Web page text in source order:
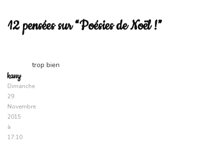
12 pensées sur “Poésies de Noël !”
kassy
Dimanche
29
Novembre
2015
à
17:10
trop bien